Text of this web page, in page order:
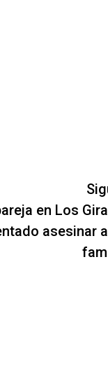
en Los
asesinar